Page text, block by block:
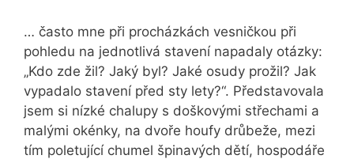
… často mne při procházkách vesničkou při
pohledu na jednotlivá stavení napadaly otázky:
„Kdo zde žil? Jaký byl? Jaké osudy prožil? Jak
vypadalo stavení před sty lety?“. Představovala
jsem si nízké chalupy s doškovými střechami a
malými okénky, na dvoře houfy drůbeže, mezi
tím poletující chumel špinavých dětí, hospodáře